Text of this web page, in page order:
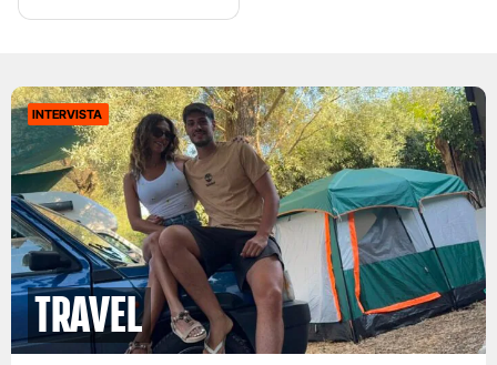
INTERVISTA
Travel